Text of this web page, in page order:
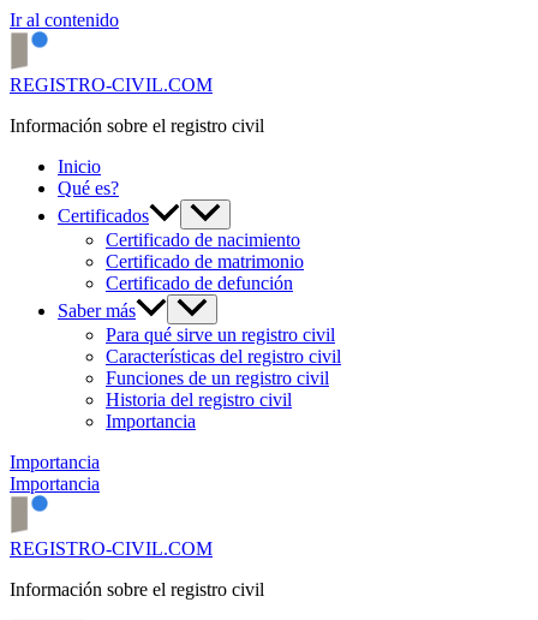
Ir al contenido
REGISTRO-CIVIL.COM
Información sobre el registro civil
Inicio
Qué es?
Certificados
Certificado de nacimiento
Certificado de matrimonio
Certificado de defunción
Saber más
Para qué sirve un registro civil
Características del registro civil
Funciones de un registro civil
Historia del registro civil
Importancia
Importancia
Importancia
REGISTRO-CIVIL.COM
Información sobre el registro civil